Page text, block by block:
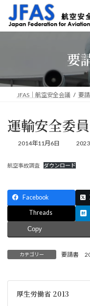
ン
ッ
ー
移
要
JFAS｜航空安全会議 要
運輸安全委
2014年11月6日
最
航空事故調査 ダウンロード
Facebook
Threads
Copy
カテゴリー 要請書
厚生労働省 2013